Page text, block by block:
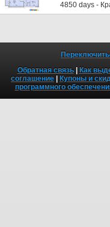
4850 days -
Обратная связь| Как
соглашение
Купоны и
программного